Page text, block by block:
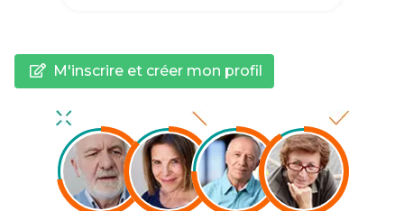
M'inscrire et créer mon profil